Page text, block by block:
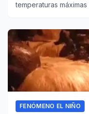
temperaturas
FENÓMENO EL NIÑO